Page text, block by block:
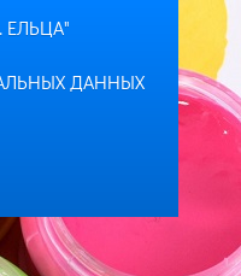
ДАННЫХ